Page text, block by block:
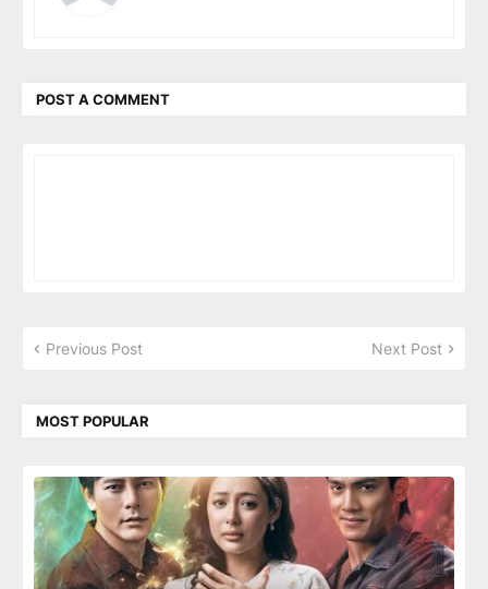
POST A COMMENT
Previous Post Next Post
MOST POPULAR